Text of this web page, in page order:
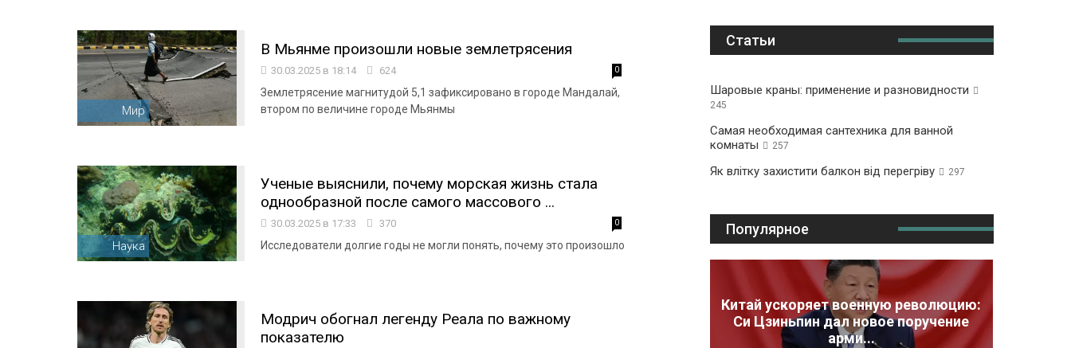
Мир
В Мьянме произошли новые землетрясения
30.03.2025 в 18:14 624 0
Землетрясение магнитудой 5,1 зафиксировано в городе Мандалай,
втором по величине городе Мьянмы
Наука
Ученые выяснили, почему морская жизнь стала
однообразной после самого массового ...
30.03.2025 в 17:33 370 0
Исследователи долгие годы не могли понять, почему это произошло
Модрич обогнал легенду Реала по важному
показателю
Статьи
Шаровые краны: применение и разновидности
245
Самая необходимая сантехника для ванной
комнаты
257
Як влітку захистити балкон від перегріву 297
Популярное
Китай ускоряет военную революцию:
Си Цзиньпин дал новое поручение
арми...